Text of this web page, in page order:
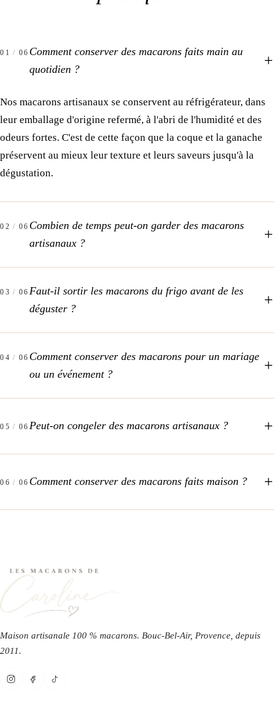
01 / 06 Comment conserver des macarons faits main au
quotidien ?
Nos macarons artisanaux se conservent au réfrigérateur, dans
leur emballage d'origine refermé, à l'abri de l'humidité et des
odeurs fortes. C'est de cette façon que la coque et la ganache
préservent au mieux leur texture et leurs saveurs jusqu'à la
dégustation.
02 / 06 Combien de temps peut-on garder des macarons
artisanaux ?
03 / 06 Faut-il sortir les macarons du frigo avant de les
déguster ?
04 / 06 Comment conserver des macarons pour un mariage
ou un événement ?
05 / 06 Peut-on congeler des macarons artisanaux ?
06 / 06 Comment conserver des macarons faits maison ?
Maison artisanale 100 % macarons. Bouc-Bel-Air, Provence, depuis
2011.